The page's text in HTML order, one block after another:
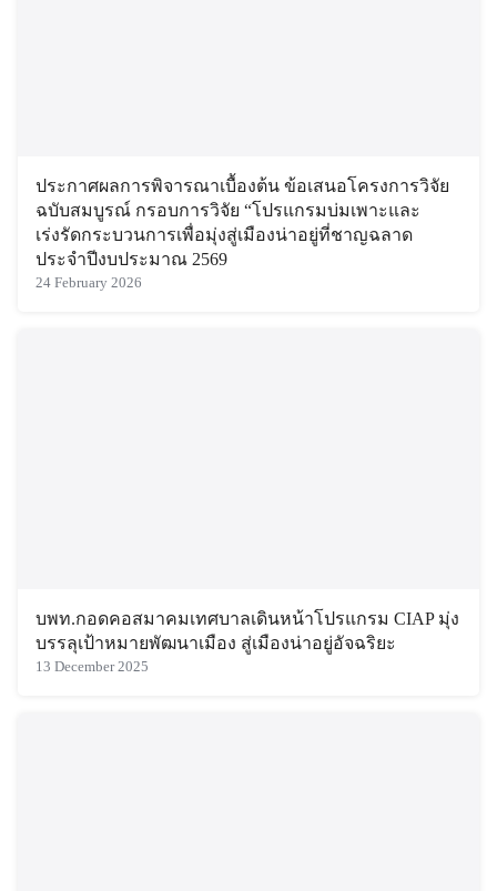
ประกาศผลการพิจารณาเบื้องต้น ข้อเสนอโครงการวิจัย
ฉบับสมบูรณ์ กรอบการวิจัย “โปรแกรมบ่มเพาะและ
เร่งรัดกระบวนการเพื่อมุ่งสู่เมืองน่าอยู่ที่ชาญฉลาด
ประจำปีงบประมาณ 2569
24 February 2026
บพท.กอดคอสมาคมเทศบาลเดินหน้าโปรแกรม CIAP มุ่ง
บรรลุเป้าหมายพัฒนาเมือง สู่เมืองน่าอยู่อัจฉริยะ
13 December 2025